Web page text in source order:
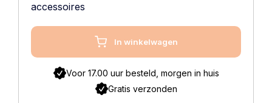
accessoires
In winkelwagen
Voor 17.00 uur besteld, morgen in huis
Gratis verzonden